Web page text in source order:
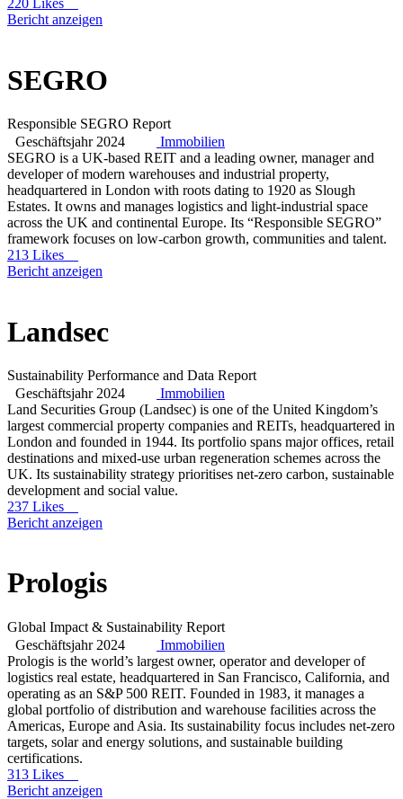
220 Likes
Bericht anzeigen
SEGRO
Responsible SEGRO Report
Geschäftsjahr 2024
Immobilien
SEGRO is a UK-based REIT and a leading owner, manager and
developer of modern warehouses and industrial property,
headquartered in London with roots dating to 1920 as Slough
Estates. It owns and manages logistics and light-industrial space
across the UK and continental Europe. Its “Responsible SEGRO”
framework focuses on low-carbon growth, communities and talent.
213 Likes
Bericht anzeigen
Landsec
Sustainability Performance and Data Report
Geschäftsjahr 2024
Immobilien
Land Securities Group (Landsec) is one of the United Kingdom’s
largest commercial property companies and REITs, headquartered in
London and founded in 1944. Its portfolio spans major offices, retail
destinations and mixed-use urban regeneration schemes across the
UK. Its sustainability strategy prioritises net-zero carbon, sustainable
development and social value.
237 Likes
Bericht anzeigen
Prologis
Global Impact & Sustainability Report
Geschäftsjahr 2024
Immobilien
Prologis is the world’s largest owner, operator and developer of
logistics real estate, headquartered in San Francisco, California, and
operating as an S&P 500 REIT. Founded in 1983, it manages a
global portfolio of distribution and warehouse facilities across the
Americas, Europe and Asia. Its sustainability focus includes net-zero
targets, solar and energy solutions, and sustainable building
certifications.
313 Likes
Bericht anzeigen